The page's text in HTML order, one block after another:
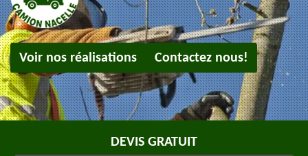
Voir nos réalisations Contactez nous!
DEVIS GRATUIT